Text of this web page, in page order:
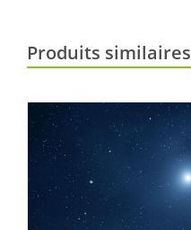
Produits similaires